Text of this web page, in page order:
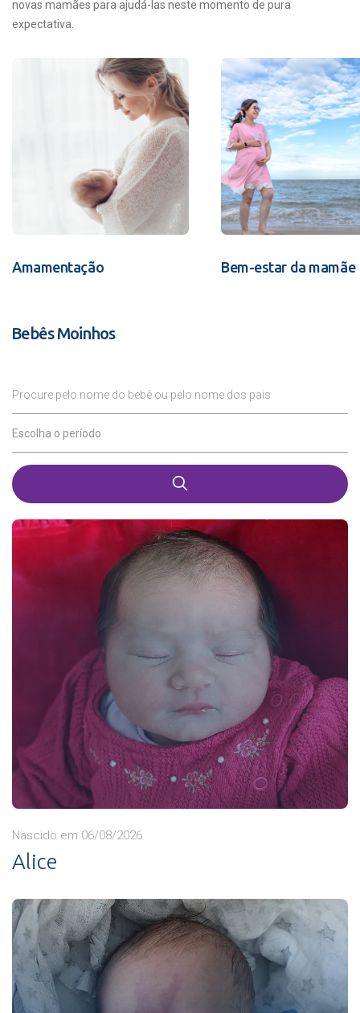
novas mamães para ajudá-las neste momento de pura
expectativa.
Amamentação Bem-estar da mamãe
Bebês Moinhos
Procure pelo nome do bebê ou pelo nome dos pais
Escolha o período
Nascido em 06/08/2026
Alice